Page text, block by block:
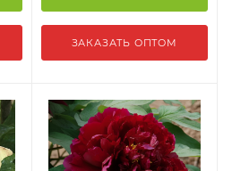
ЗАКАЗАТЬ ОПТОМ